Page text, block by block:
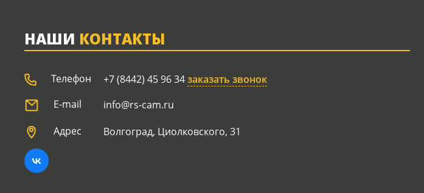
НАШИ КОНТАКТЫ
Телефон +7 (8442) 45 96 34заказать звонок
E-mail
info@rs-cam.ru
Адрес
Волгоград, Циолковского, 31